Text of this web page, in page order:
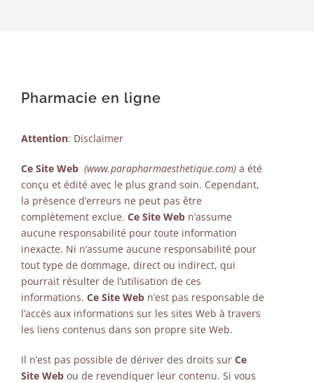
Pharmacie en ligne
Attention: Disclaimer
Ce Site Web (www.parapharmaesthetique.com) a été
conçu et édité avec le plus grand soin. Cependant,
la présence d’erreurs ne peut pas être
complètement exclue. Ce Site Web n’assume
aucune responsabilité pour toute information
inexacte. Ni n’assume aucune responsabilité pour
tout type de dommage, direct ou indirect, qui
pourrait résulter de l’utilisation de ces
informations. Ce Site Web n’est pas responsable de
l’accès aux informations sur les sites Web à travers
les liens contenus dans son propre site Web.
Il n’est pas possible de dériver des droits sur Ce
Site Web ou de revendiquer leur contenu. Si vous